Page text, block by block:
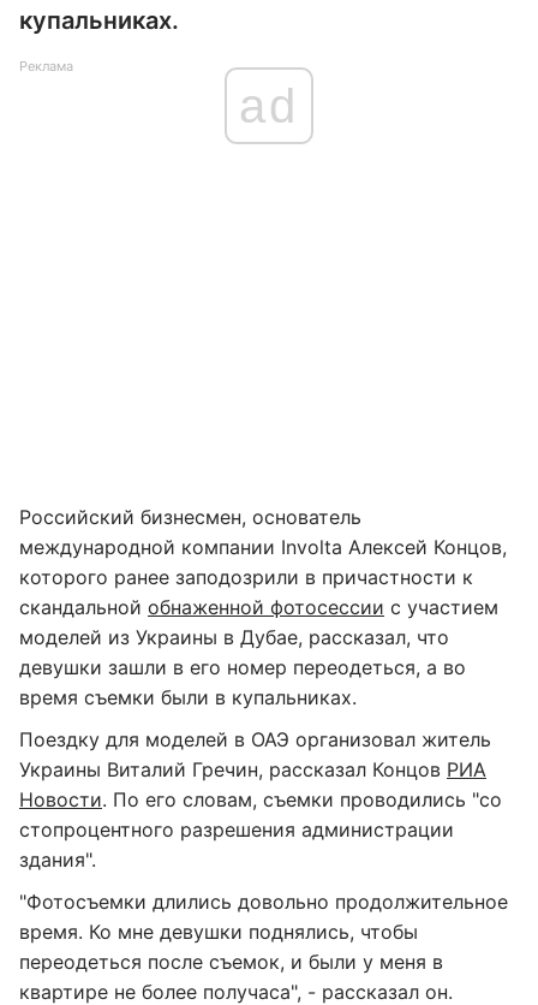
купальниках.
Реклама
ad
Российский бизнесмен, основатель
международной компании Involta Алексей Концов,
которого ранее заподозрили в причастности к
скандальной обнаженной фотосессии с участием
моделей из Украины в Дубае, рассказал, что
девушки зашли в его номер переодеться, а во
время съемки были в купальниках.
Поездку для моделей в ОАЭ организовал житель
Украины Виталий Гречин, рассказал Концов РИА
Новости. По его словам, съемки проводились "со
стопроцентного разрешения администрации
здания".
"Фотосъемки длились довольно продолжительное
время. Ко мне девушки поднялись, чтобы
переодеться после съемок, и были у меня в
квартире не более получаса", - рассказал он.